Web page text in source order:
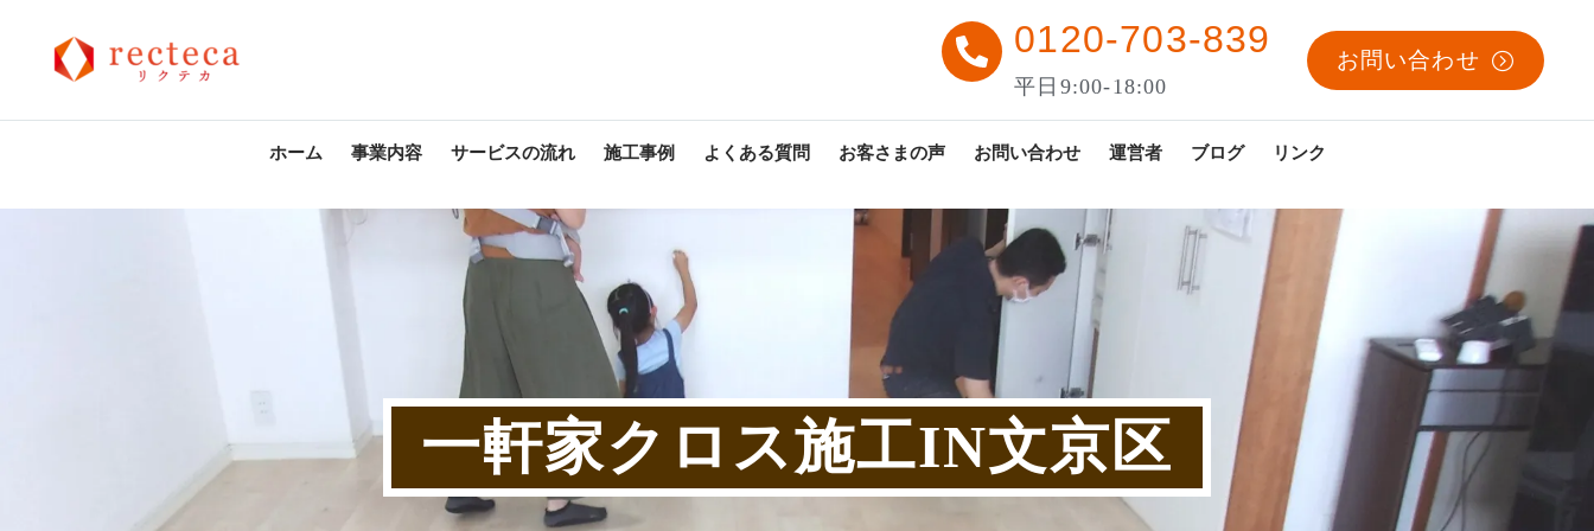
0120-703-839
平日9:00-18:00
お問い合わせ
ホーム 事業内容 サービスの流れ 施工事例 よくある質問 お客さまの声 お問い合わせ 運営者 ブログ リンク
一軒家クロス施工IN文京区